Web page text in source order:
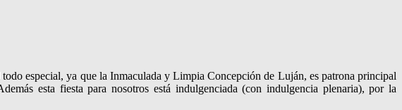
especial, ya que la Inmaculada y Limpia Concepción de Luján, es patrona principal
esta fiesta para nosotros está indulgenciada (con indulgencia plenaria), por la